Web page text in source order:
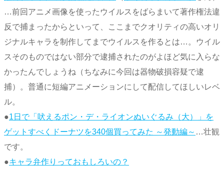
…前回アニメ画像を使ったウイルスをばらまいて著作権法違
反で捕まったからといって、ここまでクオリティの高いオリ
ジナルキャラを制作してまでウイルスを作るとは…。ウイル
スそのものではない部分で逮捕されたのがよほど気に入らな
かったんでしょうね（ちなみに今回は器物破損容疑で逮
捕）。普通に短編アニメーションにして配信してほしいレベ
ル。
●1日で「吠えるポン・デ・ライオンぬいぐるみ（大）」を
ゲットすべくドーナツを340個買ってみた ～発動編～ …壮観
です。
●キャラ弁作りっておもしろいの？